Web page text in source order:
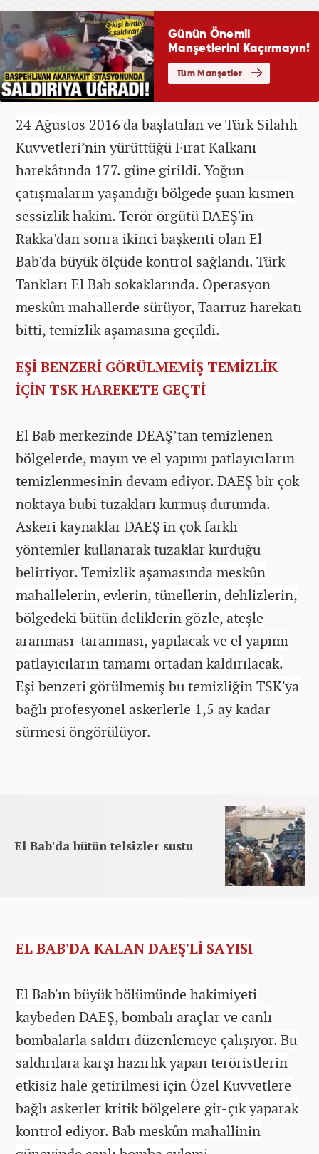
24 Ağustos 2016'da başlatılan ve Türk Silahlı
Kuvvetleri’nin yürüttüğü Fırat Kalkanı
harekâtında 177. güne girildi. Yoğun
çatışmaların yaşandığı bölgede şuan kısmen
sessizlik hakim. Terör örgütü DAEŞ'in
Rakka'dan sonra ikinci başkenti olan El
Bab'da büyük ölçüde kontrol sağlandı. Türk
Tankları El Bab sokaklarında. Operasyon
meskûn mahallerde sürüyor,Taarruz harekatı
bitti,temizlik aşamasına geçildi.
EŞİ BENZERİ GÖRÜLMEMİŞ TEMİZLİK
İÇİN TSK HAREKETE GEÇTİ
El Bab merkezinde DEAŞ’tan temizlenen
bölgelerde, mayın ve el yapımı patlayıcıların
temizlenmesinin devam ediyor. DAEŞ bir çok
noktaya bubi tuzakları kurmuş durumda.
Askeri kaynaklar DAEŞ'in çok farklı
yöntemler kullanarak tuzaklar kurduğu
belirtiyor. Temizlik aşamasında meskûn
mahallelerin, evlerin, tünellerin, dehlizlerin,
bölgedeki bütün deliklerin gözle, ateşle
aranması-taranması, yapılacak ve el yapımı
patlayıcıların tamamı ortadan kaldırılacak.
Eşi benzeri görülmemiş bu temizliğin TSK'ya
bağlı profesyonel askerlerle 1,5 ay kadar
sürmesi öngörülüyor.
El Bab'da bütün telsizler sustu
EL BAB'DA KALAN DAEŞ'Lİ SAYISI
El Bab'ın büyük bölümünde hakimiyeti
kaybeden DAEŞ, bombalı araçlar ve canlı
bombalarla saldırı düzenlemeye çalışıyor. Bu
saldırılara karşı hazırlık yapan teröristlerin
etkisiz hale getirilmesi için Özel Kuvvetlere
bağlı askerler kritik bölgelere gir-çık yaparak
kontrol ediyor. Bab meskûn mahallinin